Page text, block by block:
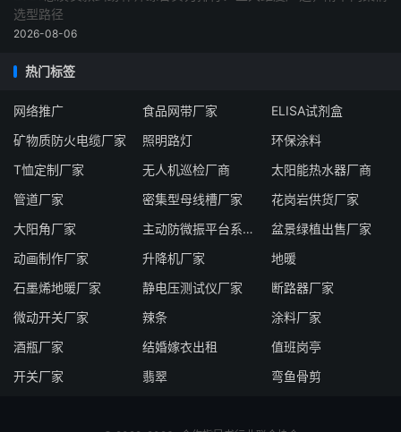
选型路径
2026-08-06
热门标签
网络推广 食品网带厂家
ELISA试剂盒
矿物质防火电缆厂家
照明路灯
环保涂料
T恤定制厂家
无人机巡检厂商
太阳能热水器厂商
管道厂家
密集型母线槽厂家
花岗岩供货厂家
大阳角厂家
主动防微振平台系统厂家
盆景绿植出售厂家
动画制作厂家
升降机厂家
地暖
石墨烯地暖厂家
静电压测试仪厂家
断路器厂家
微动开关厂家
辣条
涂料厂家
酒瓶厂家
结婚嫁衣出租
值班岗亭
开关厂家
翡翠 弯鱼骨剪